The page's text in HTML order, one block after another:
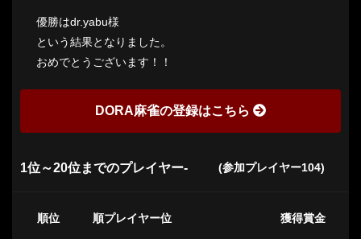
優勝はdr.yabu様
という結果となりました。
おめでとうございます！！
DORA麻雀の登録はこちら
1位～20位までのプレイヤー- (参加プレイヤー104)
順位 順プレイヤー位 獲得賞金